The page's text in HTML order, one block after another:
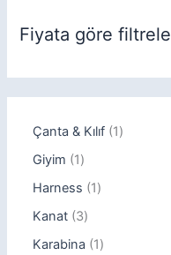
Fiyata göre filtrele
Çanta & Kılıf 1
Giyim 1
Harness 1
Kanat 3
Karabina 1